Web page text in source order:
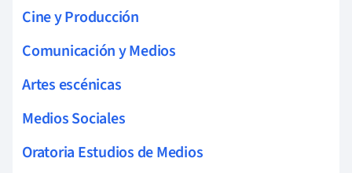
Cine y Producción
Comunicación y Medios
Artes escénicas
Medios Sociales
Oratoria Estudios de Medios